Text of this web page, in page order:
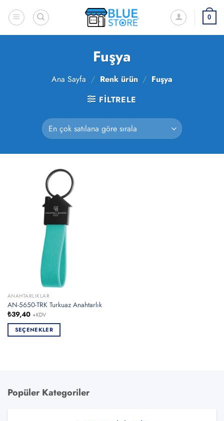
atla
0
Fuşya
Ana Sayfa / Renk ürün / Fuşya
FILTRELE
ANAHTARLIKLAR
AN-5650-TRK Turkuaz Anahtarlık
₺39,40 +KDV
SEÇENEKLER
var.
Popüler Kategoriler